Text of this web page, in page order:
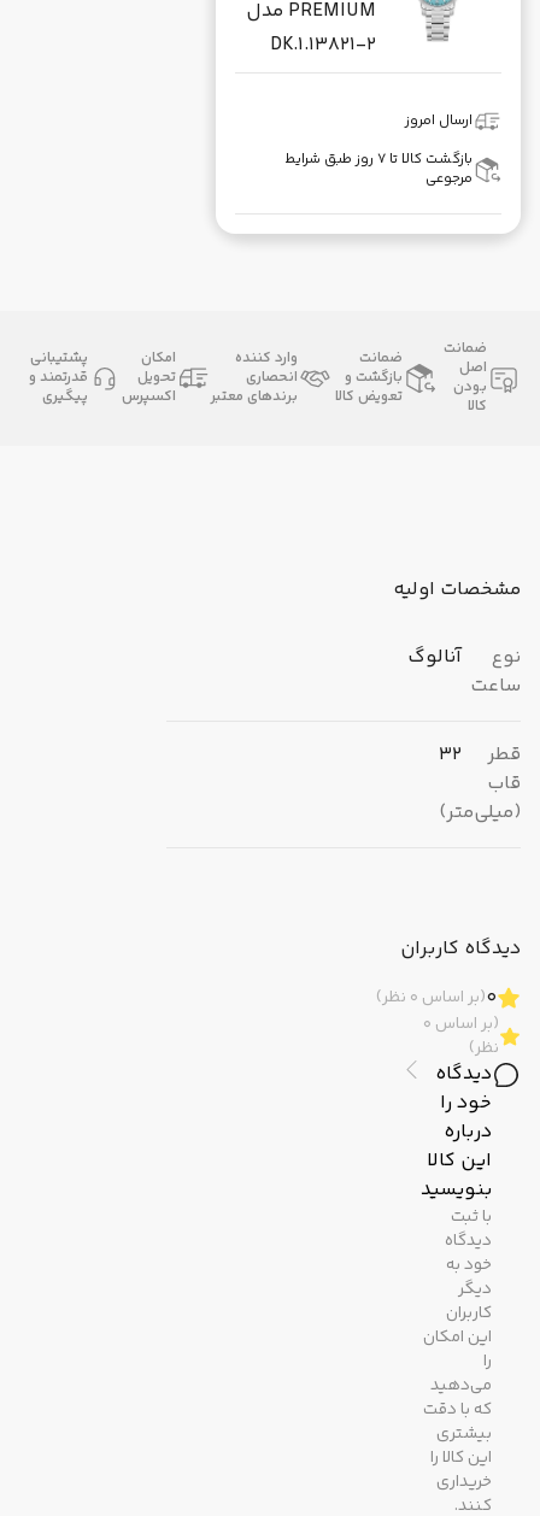
PREMIUM مدل
DK.1.13821-2
ارسال امروز
بازگشت کالا تا ۷ روز طبق شرایط
مرجوعی
ضمانت
اصل
بودن
کالا
ضمانت
بازگشت و
تعویض کالا
وارد کننده
انحصاری
برندهای معتبر
امکان
تحویل
اکسپرس
پشتیبانی
قدرتمند و
پیگیری
مشخصات اولیه
نوع
ساعت
آنالوگ
قطر
قاب
(میلی‌متر)
32
مبدا
برند
ترکیه
مشخصات ظاهری
رنگ
نقره ای
رنگ
صفحه
سبزآبی
رنگ
قاب
نقره‌ای
جنس
شیشه
معدنی
دیدگاه کاربران
0(بر اساس 0 نظر)
(بر اساس 0
نظر)
دیدگاه
خود را
درباره
این کالا
بنویسید
با ثبت
دیدگاه
خود به
دیگر
کاربران
این امکان
را
می‌دهید
که با دقت
بیشتری
این کالا را
خریداری
کنند.